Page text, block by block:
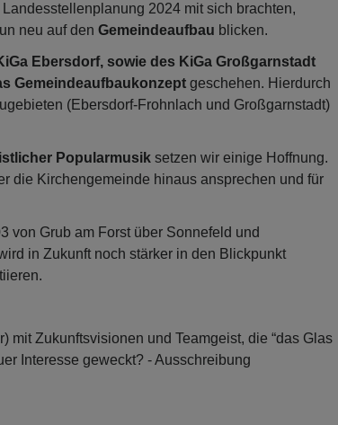
2024 mit sich brachten,
neu auf denGemeindeaufbau blicken.
Ebersdorf, sowie des KiGa Großgarnstadt
Gemeindeaufbaukonzept geschehen. Hierdurch
(Ebersdorf-Frohnlach und Großgarnstadt)
Popularmusik setzen wir einige Hoffnung.
die Kirchengemeinde hinaus ansprechen und für
von Grub am Forst über Sonnefeld und
in Zukunft noch stärker in den Blickpunkt
mit Zukunftsvisionen und Teamgeist, die “das Glas
Interesse geweckt? - Ausschreibung